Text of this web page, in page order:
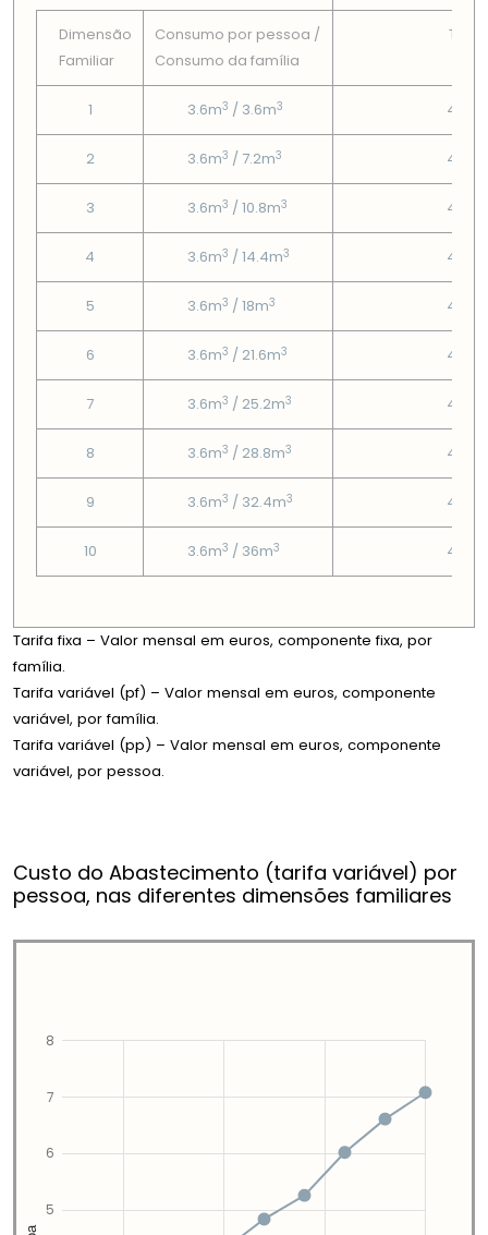
Dimensão
Familiar
Consumo por pessoa /
Consumo da famí­lia
Tarifa
1 3.6m3 / 3.6m3 4.55€
2 3.6m3 / 7.2m3 4.55€
3 3.6m3 / 10.8m3 4.55€
4 3.6m3 / 14.4m3 4.55€
5 3.6m3 / 18m3 4.55€
6 3.6m3 / 21.6m3 4.55€
7 3.6m3 / 25.2m3 4.55€
8 3.6m3 / 28.8m3 4.55€
9 3.6m3 / 32.4m3 4.55€
10 3.6m3 / 36m3 4.55€
Tarifa fixa – Valor mensal em euros, componente fixa, por
família.
Tarifa variável (pf) – Valor mensal em euros, componente
variável, por família.
Tarifa variável (pp) – Valor mensal em euros, componente
variável, por pessoa.
Custo do Abastecimento (tarifa variável) por
pessoa, nas diferentes dimensões familiares
5
6
7
8